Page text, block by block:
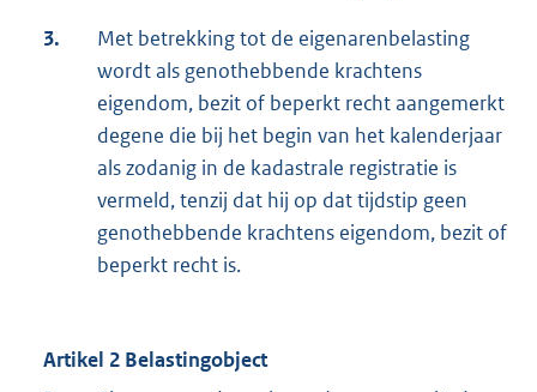
3.
Met betrekking tot de eigenarenbelasting
wordt als genothebbende krachtens
eigendom, bezit of beperkt recht aangemerkt
degene die bij het begin van het kalenderjaar
als zodanig in de kadastrale registratie is
vermeld, tenzij dat hij op dat tijdstip geen
genothebbende krachtens eigendom, bezit of
beperkt recht is.
Artikel 2 Belastingobject